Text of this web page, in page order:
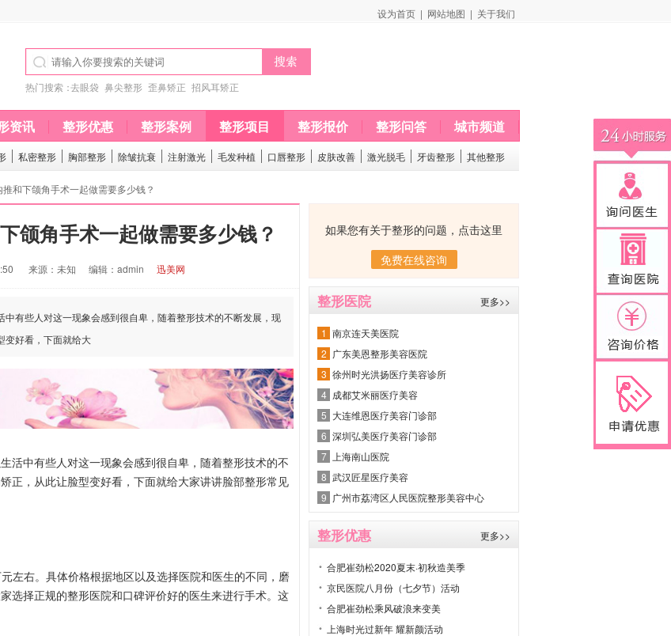
设为首页 | 网站地图 | 关于我们
热门搜索：去眼袋 鼻尖整形 歪鼻矫正 招风耳矫正
资讯 整形优惠 整形案例 整形项目 整形报价 整形问答 城市频道
私密整形 胸部整形 除皱抗衰 注射激光 毛发种植 口唇整形 皮肤改善 激光脱毛 牙齿整形 其他整形
和下颌角手术一起做需要多少钱？
颌角手术一起做需要多少钱？
来源：未知 编辑：admin 迅美网
有些人对这一现象会感到很自卑，随着整形技术的不断发展，现
变好看，下面就给大
中有些人对这一现象会感到很自卑，随着整形技术的不
正，从此让脸型变好看，下面就给大家讲讲脸部整形常见
右。具体价格根据地区以及选择医院和医生的不同，磨
选择正规的整形医院和口碑评价好的医生来进行手术。这
如果您有关于整形的问题，点击这里
免费在线咨询
整形医院 更多>>
1 南京连天美医院
2 广东美恩整形美容医院
3 徐州时光洪扬医疗美容诊所
4 成都艾米丽医疗美容
5 大连维恩医疗美容门诊部
6 深圳弘美医疗美容门诊部
7
上海南山医院
8 武汉匠星医疗美容
9 广州市荔湾区人民医院整形美容中心
整形优惠 更多>>
合肥崔劲松2020夏末·初秋造美季
京民医院八月份（七夕节）活动
合肥崔劲松乘风破浪来变美
上海时光过新年 耀新颜活动